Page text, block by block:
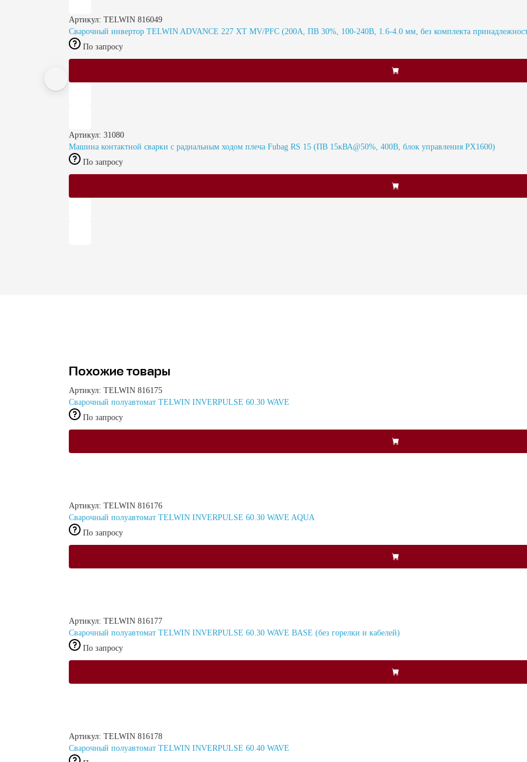
Артикул: TELWIN 816049
Сварочный инвертор TELWIN ADVANCE 227 XT MV/PFC (200А, ПВ 30%, 100-240В, 1.6-4.0 мм, без комплекта
По запросу
Артикул: 31080
Машина контактной сварки c радиальным ходом плеча Fubag RS 15 (ПВ 15кВА@50%, 400В, блок управления PX1600)
По запросу
Похожие товары
Артикул: TELWIN 816175
Сварочный полуавтомат TELWIN INVERPULSE 60.30 WAVE
По запросу
Артикул: TELWIN 816176
Сварочный полуавтомат TELWIN INVERPULSE 60.30 WAVE AQUA
По запросу
Артикул: TELWIN 816177
Сварочный полуавтомат TELWIN INVERPULSE 60.30 WAVE BASE (без горелки и кабелей)
По запросу
Артикул: TELWIN 816178
Сварочный полуавтомат TELWIN INVERPULSE 60.40 WAVE